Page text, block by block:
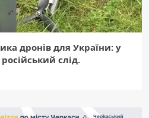
дронів для України: у
слід.